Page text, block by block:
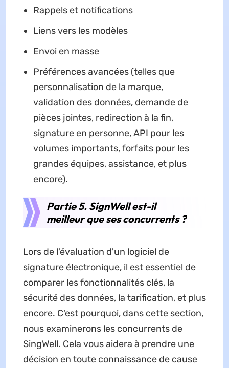
Rappels et notifications
Liens vers les modèles
Envoi en masse
Préférences avancées (telles que
personnalisation de la marque,
validation des données, demande de
pièces jointes, redirection à la fin,
signature en personne, API pour les
volumes importants, forfaits pour les
grandes équipes, assistance, et plus
encore).
Partie 5. SignWell est-il
meilleur que ses concurrents ?
Lors de l'évaluation d'un logiciel de
signature électronique, il est essentiel de
comparer les fonctionnalités clés, la
sécurité des données, la tarification, et plus
encore. C'est pourquoi, dans cette section,
nous examinerons les concurrents de
SingWell. Cela vous aidera à prendre une
décision en toute connaissance de cause